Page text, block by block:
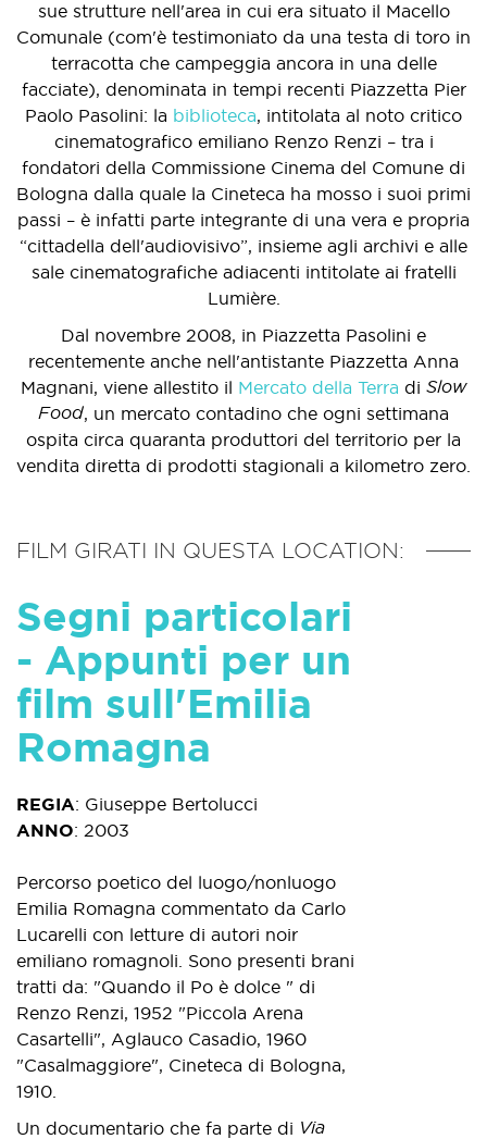
sue strutture nell'area in cui era situato il Macello
Comunale (com'è testimoniato da una testa di toro in
terracotta che campeggia ancora in una delle
facciate), denominata in tempi recenti Piazzetta Pier
Paolo Pasolini: la biblioteca, intitolata al noto critico
cinematografico emiliano Renzo Renzi – tra i
fondatori della Commissione Cinema del Comune di
Bologna dalla quale la Cineteca ha mosso i suoi primi
passi – è infatti parte integrante di una vera e propria
“cittadella dell'audiovisivo”, insieme agli archivi e alle
sale cinematografiche adiacenti intitolate ai fratelli
Lumière.
Dal novembre 2008, in Piazzetta Pasolini e
recentemente anche nell'antistante Piazzetta Anna
Magnani, viene allestito il Mercato della Terra di Slow
Food, un mercato contadino che ogni settimana
ospita circa quaranta produttori del territorio per la
vendita diretta di prodotti stagionali a kilometro zero.
FILM GIRATI IN QUESTA LOCATION:
Segni particolari
- Appunti per un
film sull'Emilia
Romagna
REGIA: Giuseppe Bertolucci
ANNO: 2003
Percorso poetico del luogo/nonluogo
Emilia Romagna commentato da Carlo
Lucarelli con letture di autori noir
emiliano romagnoli. Sono presenti brani
tratti da: "Quando il Po è dolce " di
Renzo Renzi, 1952 "Piccola Arena
Casartelli", Aglauco Casadio, 1960
"Casalmaggiore", Cineteca di Bologna,
1910.
Un documentario che fa parte di Via